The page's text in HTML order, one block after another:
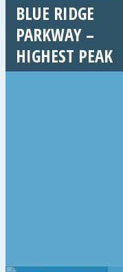
BLUE RIDGE
PARKWAY –
HIGHEST PEAK